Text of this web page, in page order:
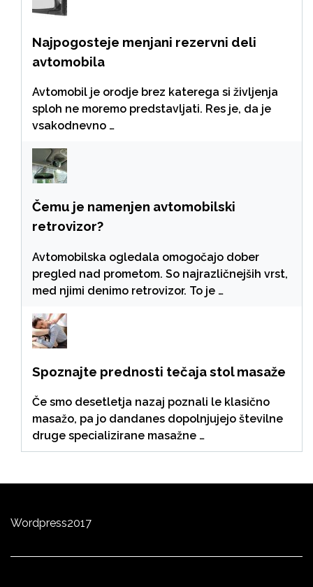
Najpogosteje menjani rezervni deli
avtomobila
Avtomobil je orodje brez katerega si življenja
sploh ne moremo predstavljati. Res je, da je
vsakodnevno …
Čemu je namenjen avtomobilski
retrovizor?
Avtomobilska ogledala omogočajo dober
pregled nad prometom. So najrazličnejših vrst,
med njimi denimo retrovizor. To je …
Spoznajte prednosti tečaja stol masaže
Če smo desetletja nazaj poznali le klasično
masažo, pa jo dandanes dopolnjujejo številne
druge specializirane masažne …
Wordpress2017